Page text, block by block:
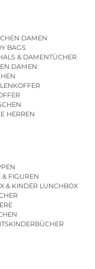
DAMEN
BAGS
& DAMENTÜCHER
DAMEN
HERREN
& FIGUREN
& KINDER LUNCHBOX